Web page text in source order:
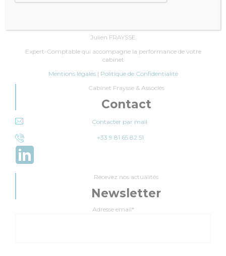
Julien FRAYSSE
Expert-Comptable qui accompagne la performance de votre
cabinet
Mentions légales| Politique de Confidentialité
Cabinet Fraysse & Associés
Contact
Contacter par mail
+33 9 81 65 82 51
Recevez nos actualités
Newsletter
Adresse email*